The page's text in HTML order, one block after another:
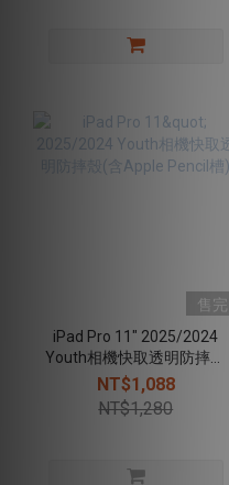
售完
iPad Pro 11" 2025/2024
Youth相機快取透明防摔殼
(含Apple Pencil槽)
NT$1,088
NT$1,280